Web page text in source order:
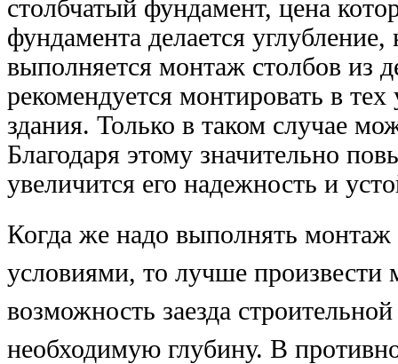
столбчатый фундамент, цена
фундамента делается
выполняется монтаж столбов из
рекомендуется монтировать в
здания. Только в таком случае
Благодаря этому значительно
увеличится его надежность и
Когда же надо выполнять
условиями, то лучше произвести
возможность заезда
необходимую глубину. В